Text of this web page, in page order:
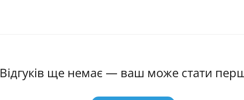
Відгуків ще немає — ваш може стати